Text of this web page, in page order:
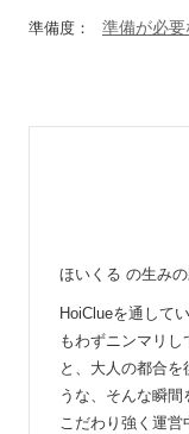
準備度： 準備が必
ほいくる の生みの
HoiClueを通して
もわずニンマリし
と、大人の都合
うな、そんな瞬間
こだわり強く運営